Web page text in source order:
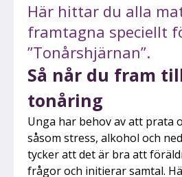
Här hittar du alla
framtagna speciellt
”Tonårshjärnan”.
Så når du fram
tonåring
Unga har behov av att prata
såsom stress, alkohol och
tycker att det är bra att
frågor och initierar samtal.